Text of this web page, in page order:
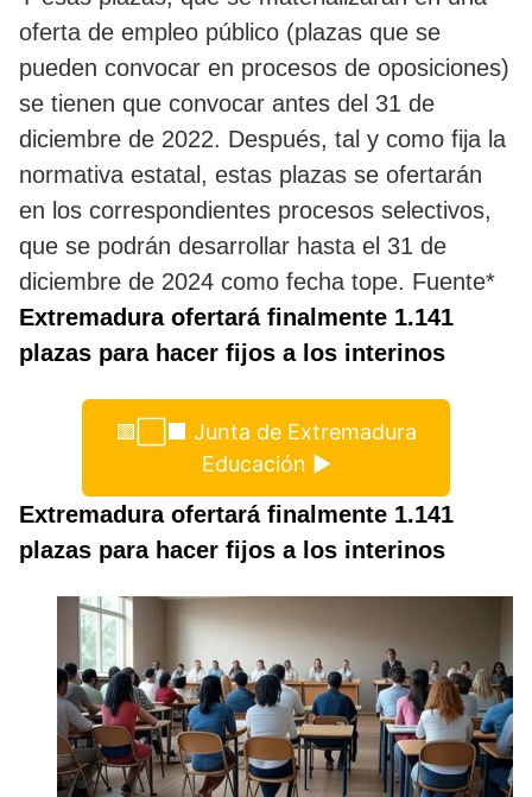
oferta de empleo público (plazas que se
pueden convocar en procesos de oposiciones)
se tienen que convocar antes del 31 de
diciembre de 2022. Después, tal y como fija la
normativa estatal, estas plazas se ofertarán
en los correspondientes procesos selectivos,
que se podrán desarrollar hasta el 31 de
diciembre de 2024 como fecha tope. Fuente*
Extremadura ofertará finalmente 1.141
plazas para hacer fijos a los interinos
🟩⬜⬛ Junta de Extremadura
Educación ▶
Extremadura ofertará finalmente 1.141
plazas para hacer fijos a los interinos